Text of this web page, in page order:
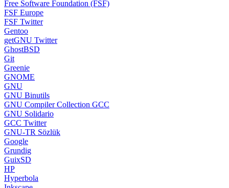
Free Software Foundation (FSF)
FSF Europe
FSF Twitter
Gentoo
getGNU Twitter
GhostBSD
Git
Greenie
GNOME
GNU
GNU Binutils
GNU Compiler Collection GCC
GNU Solidario
GCC Twitter
GNU-TR Sözlük
Google
Grundig
GuixSD
HP
Hyperbola